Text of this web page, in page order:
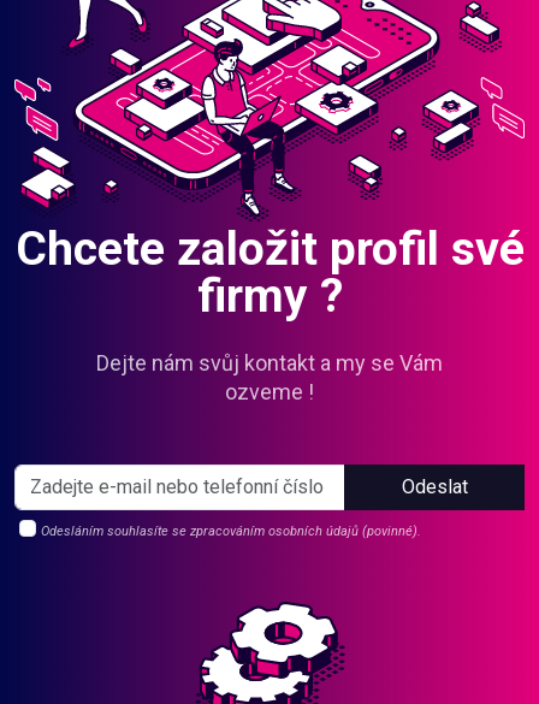
Chcete založit profil své
firmy ?
Dejte nám svůj kontakt a my se Vám
ozveme !
Odeslat
Odesláním souhlasíte se zpracováním osobních údajů (povinné).